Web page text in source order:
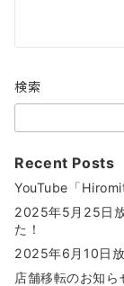
検索
Recent Posts
YouTube「
2025年5月25日
た！
2025年6月10日放
店舗移転のお知ら